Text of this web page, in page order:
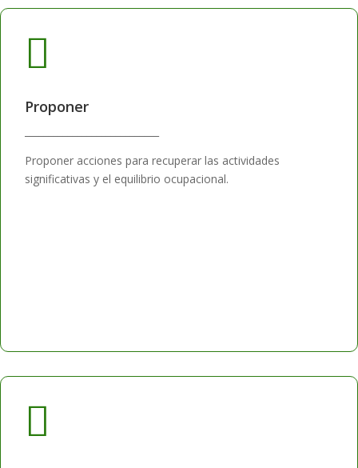

Proponer
Proponer acciones para recuperar las actividades
significativas y el equilibrio ocupacional.
